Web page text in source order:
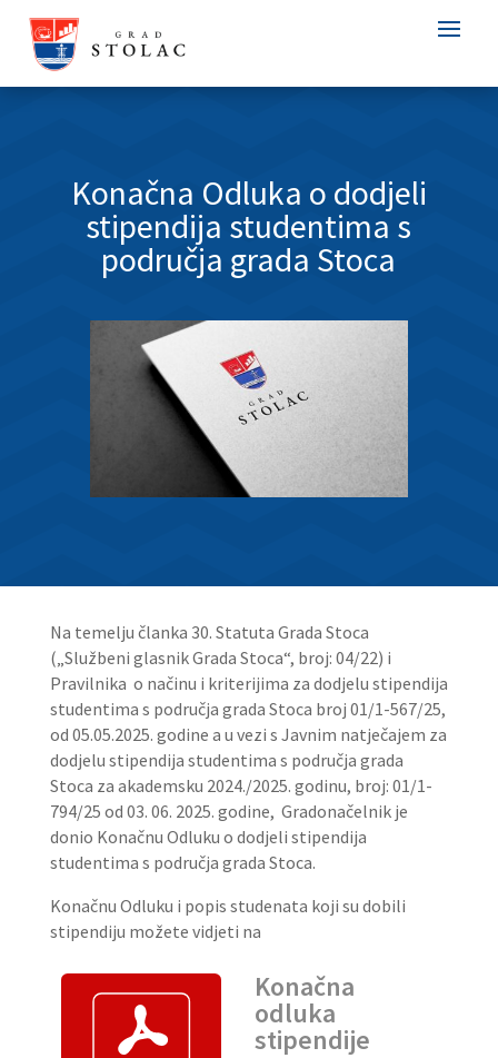
Konačna Odluka o dodjeli
stipendija studentima s
područja grada Stoca
Na temelju članka 30. Statuta Grada Stoca
(„Službeni glasnik Grada Stoca“, broj: 04/22) i
Pravilnika o načinu i kriterijima za dodjelu stipendija
studentima s područja grada Stoca broj 01/1-567/25,
od 05.05.2025. godine a u vezi s Javnim natječajem za
dodjelu stipendija studentima s područja grada
Stoca za akademsku 2024./2025. godinu, broj: 01/1-
794/25 od 03. 06. 2025. godine, Gradonačelnik je
donio Konačnu Odluku o dodjeli stipendija
studentima s područja grada Stoca.
Konačnu Odluku i popis studenata koji su dobili
stipendiju možete vidjeti na
Konačna
odluka
stipendije